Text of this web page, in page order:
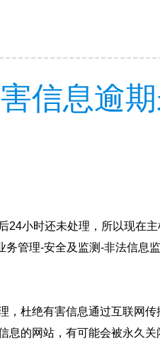
信息逾
小时还未处理，所以现在
务管理-安全及监测-非法信息
杜绝有害信息通过互联网
息的网站，有可能会被永久关